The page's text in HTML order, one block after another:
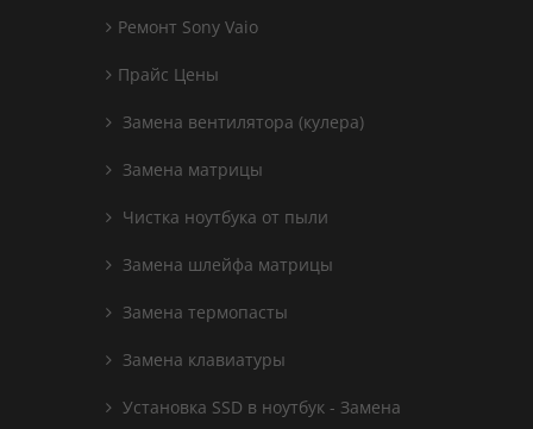
Ремонт Sony Vaio
Прайс Цены
Замена вентилятора (кулера)
Замена матрицы
Чистка ноутбука от пыли
Замена шлейфа матрицы
Замена термопасты
Замена клавиатуры
Установка SSD в ноутбук - Замена